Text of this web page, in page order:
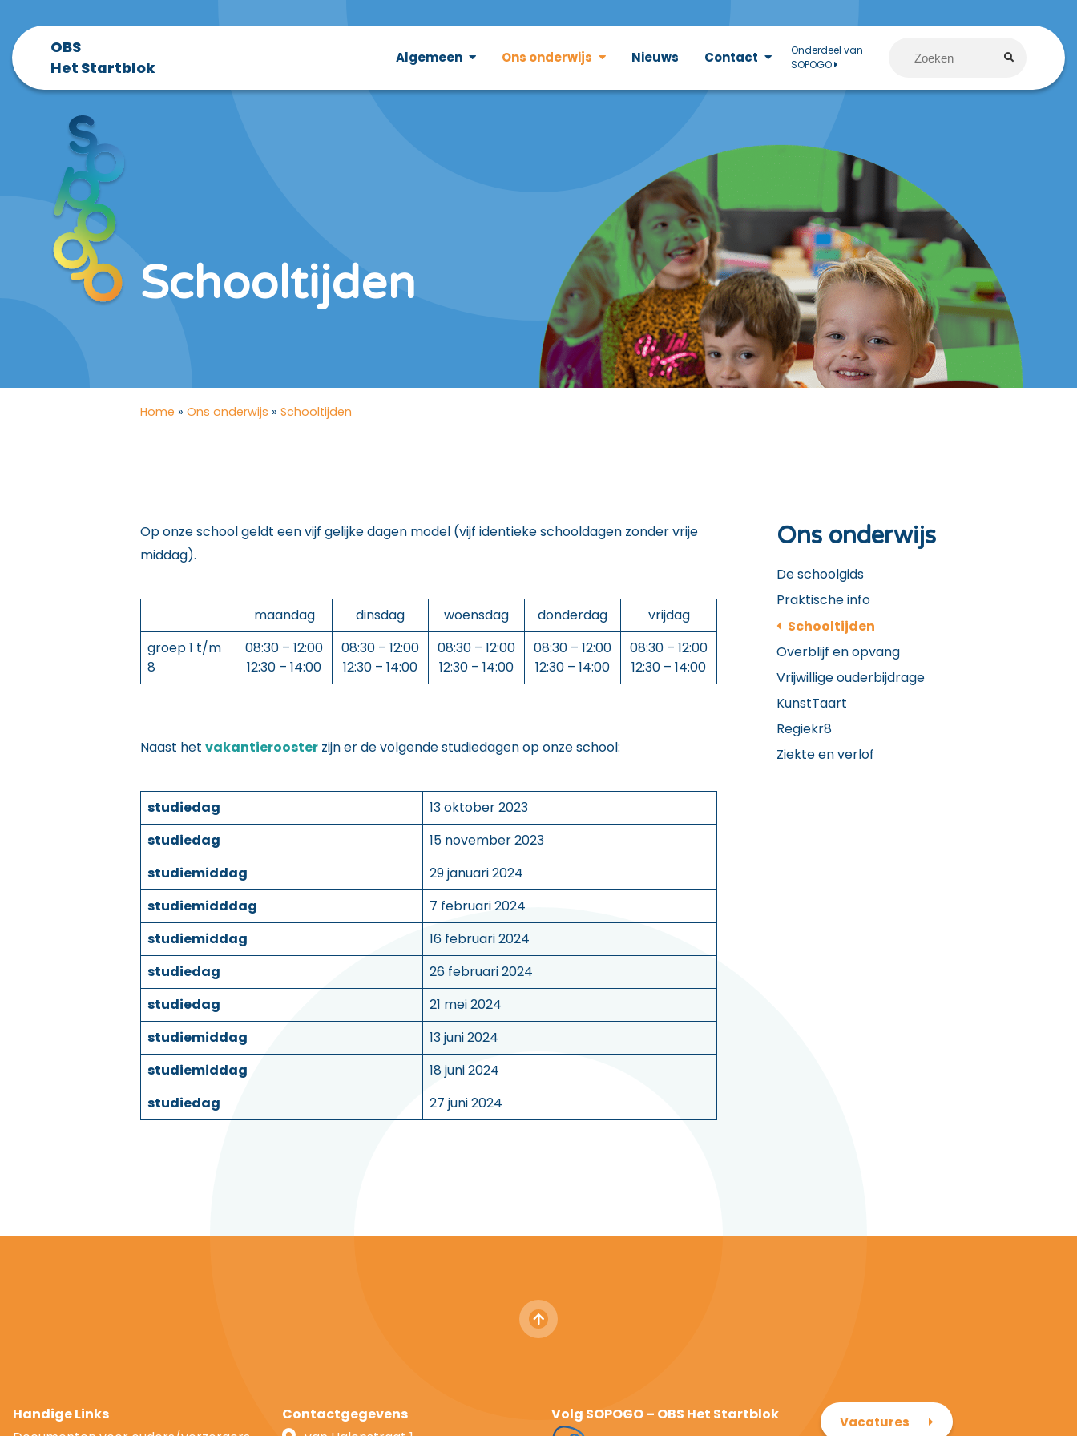
OBS
Het Startblok
Algemeen Ons onderwijs Nieuws Contact
Onderdeel van
SOPOGO
Schooltijden
Home » Ons onderwijs » Schooltijden
Op onze school geldt een vijf gelijke dagen model (vijf identieke schooldagen zonder vrije
middag).
maandag dinsdag woensdag donderdag
vrijdag
groep 1 t/m
8
08:30 – 12:00
12:30 – 14:00
08:30 – 12:00
12:30 – 14:00
08:30 – 12:00
12:30 – 14:00
08:30 – 12:00
12:30 – 14:00
08:30 – 12:00
12:30 – 14:00
Naast het vakantierooster zijn er de volgende studiedagen op onze school:
studiedag
13 oktober 2023
studiedag
15 november 2023
studiemiddag
29 januari 2024
studiemidddag
7 februari 2024
studiemiddag
16 februari 2024
studiedag
26 februari 2024
studiedag
21 mei 2024
studiemiddag
13 juni 2024
studiemiddag
18 juni 2024
studiedag
27 juni 2024
Ons onderwijs
De schoolgids
Praktische info
Schooltijden
Overblijf en opvang
Vrijwillige ouderbijdrage
KunstTaart
Regiekr8
Ziekte en verlof
Handige Links
Contactgegevens
Volg SOPOGO – OBS Het Startblok
Vacatures